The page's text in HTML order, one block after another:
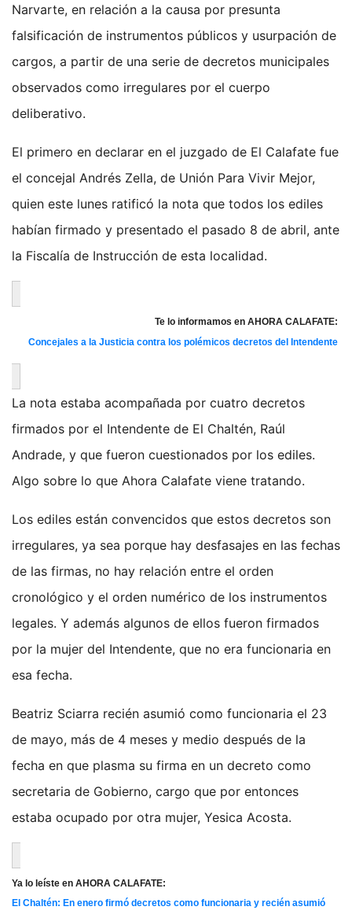
Narvarte, en relación a la causa por presunta
falsificación de instrumentos públicos y usurpación de
cargos, a partir de una serie de decretos municipales
observados como irregulares por el cuerpo
deliberativo.
El primero en declarar en el juzgado de El Calafate fue
el concejal Andrés Zella, de Unión Para Vivir Mejor,
quien este lunes ratificó la nota que todos los ediles
habían firmado y presentado el pasado 8 de abril, ante
la Fiscalía de Instrucción de esta localidad.
Te lo informamos en AHORA CALAFATE:
Concejales a la Justicia contra los polémicos decretos del Intendente
La nota estaba acompañada por cuatro decretos
firmados por el Intendente de El Chaltén, Raúl
Andrade, y que fueron cuestionados por los ediles.
Algo sobre lo que Ahora Calafate viene tratando.
Los ediles están convencidos que estos decretos son
irregulares, ya sea porque hay desfasajes en las fechas
de las firmas, no hay relación entre el orden
cronológico y el orden numérico de los instrumentos
legales. Y además algunos de ellos fueron firmados
por la mujer del Intendente, que no era funcionaria en
esa fecha.
Beatriz Sciarra recién asumió como funcionaria el 23
de mayo, más de 4 meses y medio después de la
fecha en que plasma su firma en un decreto como
secretaria de Gobierno, cargo que por entonces
estaba ocupado por otra mujer, Yesica Acosta.
Ya lo leíste en AHORA CALAFATE:
El Chaltén: En enero firmó decretos como funcionaria y recién asumió